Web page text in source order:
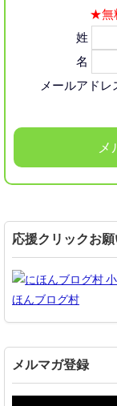
★無
姓
名
メールアドレ
メ
応援クリックお願
ほんブログ村
メルマガ登録